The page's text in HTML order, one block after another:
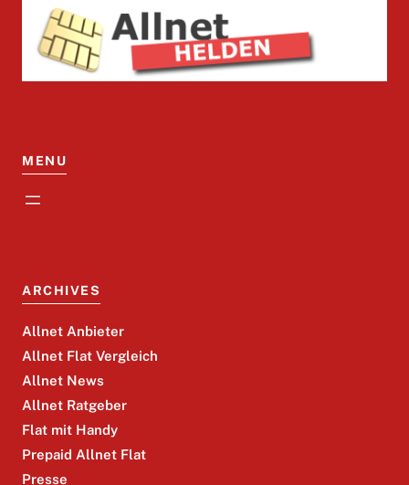
MENU
ARCHIVES
Allnet Anbieter
Allnet Flat Vergleich
Allnet News
Allnet Ratgeber
Flat mit Handy
Prepaid Allnet Flat
Presse